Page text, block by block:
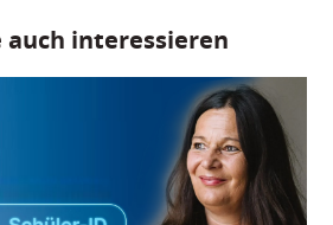
auch interessieren